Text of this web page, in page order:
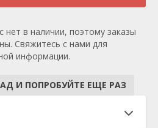
нет в наличии, поэтому заказы
Свяжитесь с нами для
информации.
И ПОПРОБУЙТЕ ЕЩЕ РАЗ